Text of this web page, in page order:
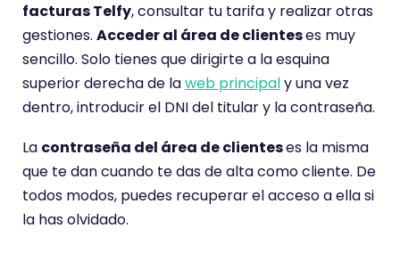
facturas Telfy, consultar tu tarifa y realizar otras
gestiones. Acceder al área de clienteses muy
sencillo. Solo tienes que dirigirte a la esquina
superior derecha de laweb principaly una vez
dentro, introducir el DNI del titular y la contraseña.
La contraseña del área de clienteses la misma
que te dan cuando te das de alta como cliente. De
todos modos, puedes recuperar el acceso a ella si
la has olvidado.